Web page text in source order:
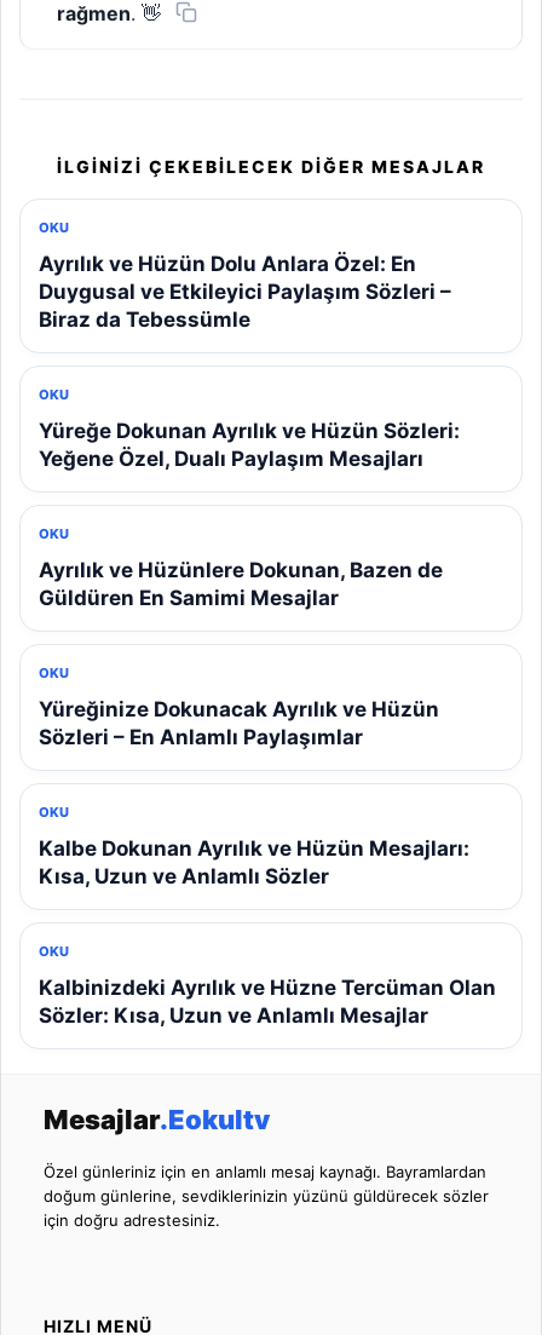
rağmen. 👋
İLGINIZI ÇEKEBILECEK DIĞER MESAJLAR
OKU
Ayrılık ve Hüzün Dolu Anlara Özel: En
Duygusal ve Etkileyici Paylaşım Sözleri –
Biraz da Tebessümle
OKU
Yüreğe Dokunan Ayrılık ve Hüzün Sözleri:
Yeğene Özel, Dualı Paylaşım Mesajları
OKU
Ayrılık ve Hüzünlere Dokunan, Bazen de
Güldüren En Samimi Mesajlar
OKU
Yüreğinize Dokunacak Ayrılık ve Hüzün
Sözleri – En Anlamlı Paylaşımlar
OKU
Kalbe Dokunan Ayrılık ve Hüzün Mesajları:
Kısa, Uzun ve Anlamlı Sözler
OKU
Kalbinizdeki Ayrılık ve Hüzne Tercüman Olan
Sözler: Kısa, Uzun ve Anlamlı Mesajlar
Mesajlar.Eokultv
Özel günleriniz için en anlamlı mesaj kaynağı. Bayramlardan
doğum günlerine, sevdiklerinizin yüzünü güldürecek sözler
için doğru adrestesiniz.
HIZLI MENÜ